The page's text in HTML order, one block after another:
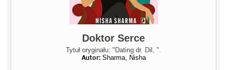
Doktor Serce
Tytuł oryginału: "Dating dr. Dil, ".
Autor: Sharma, Nisha